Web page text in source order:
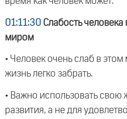
01:11:30 Слабость
миром
• Человек очень слаб в этом
жизнь легко забрать.
• Важно использовать свою
развития, а не для